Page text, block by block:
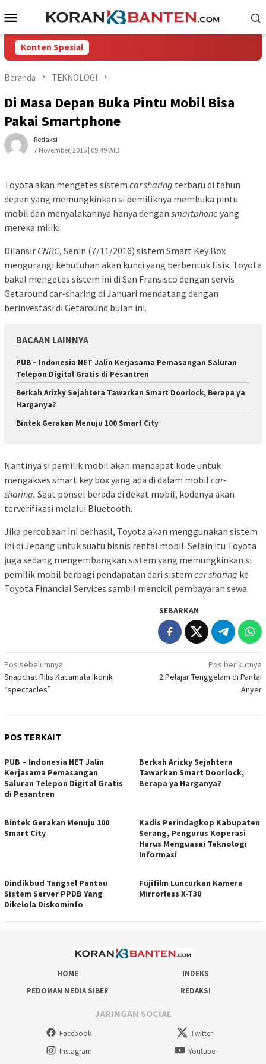
ke
Menu
Mobile
Konten Spesial
Beranda TEKNOLOGI
Di Masa Depan Buka Pintu Mobil Bisa
Pakai Smartphone
Redaksi
7 November, 2016 | 09:49 WIB
Toyota akan mengetes sistem car sharing terbaru di tahun
depan yang memungkinkan si pemiliknya membuka pintu
mobil dan menyalakannya hanya dengan smartphone yang
mereka miliki.
Dilansir CNBC, Senin (7/11/2016) sistem Smart Key Box
mengurangi kebutuhan akan kunci yang berbentuk fisik. Toyota
bakal mengetes sistem ini di San Fransisco dengan servis
Getaround car-sharing di Januari mendatang dengan
berinvestasi di Getaround bulan ini.
BACAAN LAINNYA
PUB – Indonesia NET Jalin Kerjasama Pemasangan Saluran
Telepon Digital Gratis di Pesantren
Berkah Arizky Sejahtera Tawarkan Smart Doorlock, Berapa ya
Harganya?
Bintek Gerakan Menuju 100 Smart City
Nantinya si pemilik mobil akan mendapat kode untuk
mengakses smart key box yang ada di dalam mobil car-
sharing. Saat ponsel berada di dekat mobil, kodenya akan
terverifikasi melalui Bluetooth.
Jika percobaan ini berhasil, Toyota akan menggunakan sistem
ini di Jepang untuk suatu bisnis rental mobil. Selain itu Toyota
juga sedang mengembangkan sistem yang memungkinkan si
pemilik mobil berbagi pendapatan dari sistem car sharing ke
Toyota Financial Services sambil mencicil pembayaran sewa.
SEBARKAN
Navigasi
pos
Pos sebelumnya
Snapchat Rilis Kacamata Ikonik
“spectacles”
Pos berikutnya
2 Pelajar Tenggelam di Pantai
Anyer
POS TERKAIT
PUB – Indonesia NET Jalin
Kerjasama Pemasangan
Saluran Telepon Digital Gratis
di Pesantren
Berkah Arizky Sejahtera
Tawarkan Smart Doorlock,
Berapa ya Harganya?
Bintek Gerakan Menuju 100
Smart City
Kadis Perindagkop Kabupaten
Serang, Pengurus Koperasi
Harus Menguasai Teknologi
Informasi
Dindikbud Tangsel Pantau
Sistem Server PPDB Yang
Dikelola Diskominfo
Fujifilm Luncurkan Kamera
Mirrorless X-T30
HOME
INDEKS
PEDOMAN MEDIA SIBER
REDAKSI
JARINGAN SOCIAL
Facebook
Twitter
Instagram
Youtube